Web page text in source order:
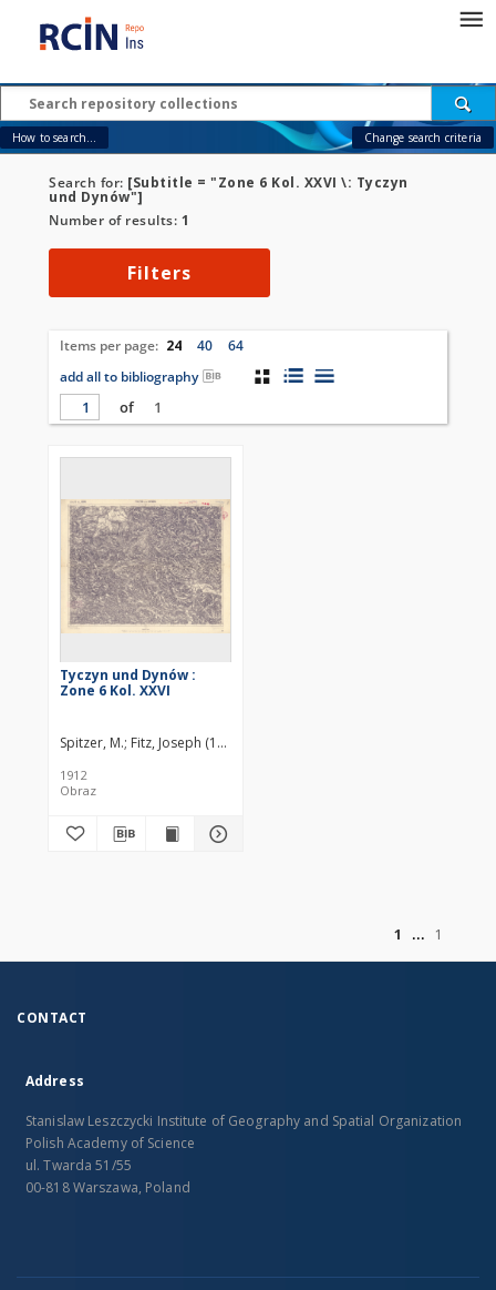
How to search... Change search criteria
Search for: [Subtitle = "Zone 6 Kol. XXVI \: Tyczyn
und Dynów"]
Number of results: 1
Filters
Items per page: 24 40
64
add all to bibliography
of
1
Tyczyn und Dynów :
Zone 6 Kol. XXVI
Spitzer, M. Fitz, Joseph (18..-19..). Redaktor
1912
Obraz
1
1
CONTACT
Address
Stanislaw Leszczycki Institute of Geography and Spatial Organization
Polish Academy of Science
ul. Twarda 51/55
00-818 Warszawa, Poland